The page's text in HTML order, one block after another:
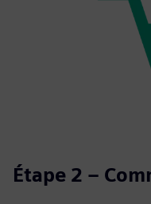
Étape 2 –